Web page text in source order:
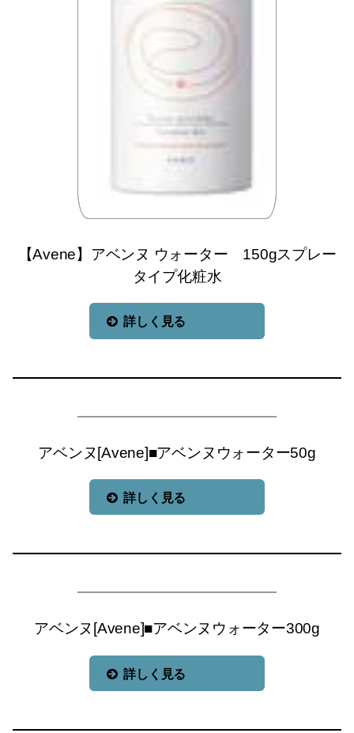
【Avene】アベンヌ ウォーター 150gスプレー
タイプ化粧水
詳しく見る
アベンヌ[Avene]■アベンヌウォーター50g
詳しく見る
アベンヌ[Avene]■アベンヌウォーター300g
詳しく見る